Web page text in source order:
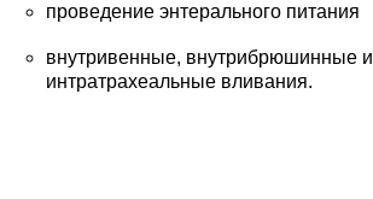
проведение энтерального питания
внутривенные, внутрибрюшинные и
интратрахеальные вливания.